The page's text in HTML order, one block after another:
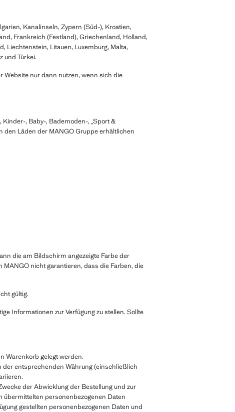
Kanalinseln, Zypern (Süd-), Kroatien,
Frankreich (Festland), Griechenland, Holland,
Liechtenstein, Litauen, Luxemburg, Malta,
und Türkei.
nur dann nutzen, wenn sich die
, Baby-, Bademoden-, „Sport &
den Läden der MANGO Gruppe erhältlichen
die am Bildschirm angezeigte Farbe der
nicht garantieren, dass die Farben, die
gültig.
Informationen zur Verfügung zu stellen. Sollte
Warenkorb gelegt werden.
der entsprechenden Währung (einschließlich
der Abwicklung der Bestellung und zur
übermittelten personenbezogenen Daten
gestellten personenbezogenen Daten und